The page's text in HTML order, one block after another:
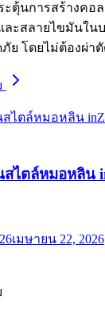
ะตุ้นการสร้างคอ
ะสลายไขมันใน
ภัย โดยไม่ต้องผ่า
ไตล์หมอหลิน
เมษายน 22, 2026